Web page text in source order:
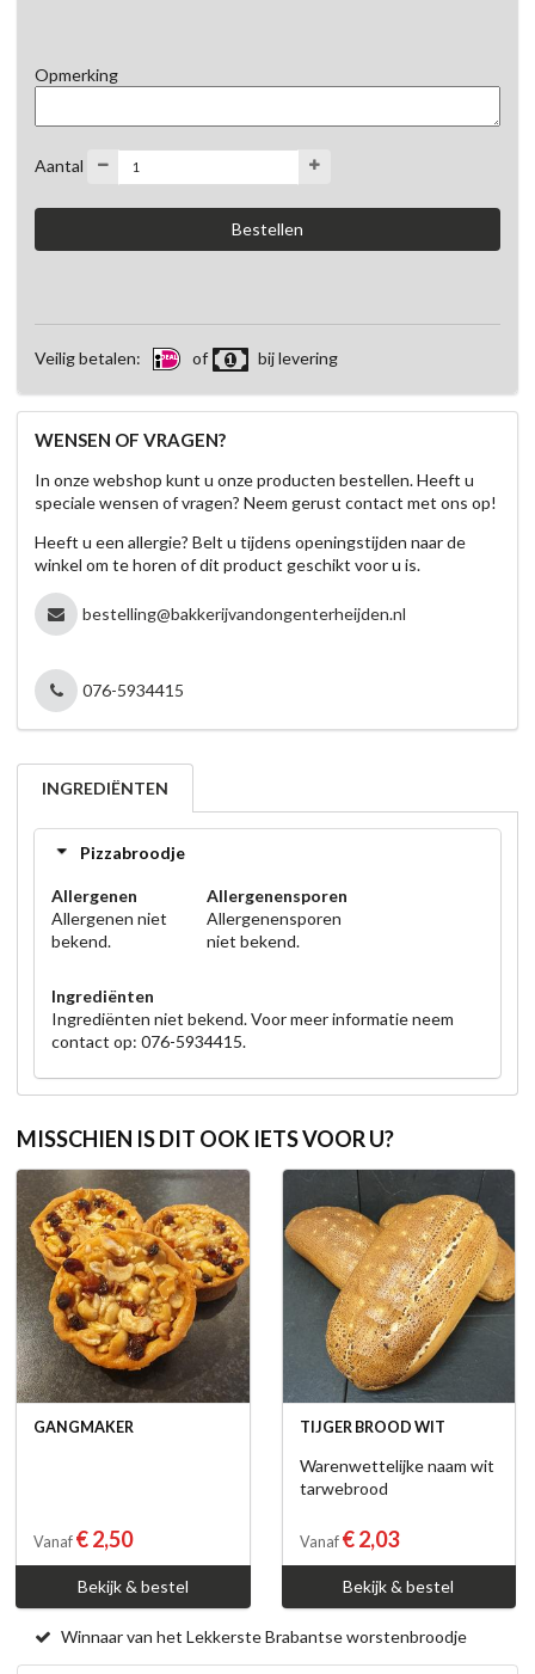
Opmerking
Aantal
Veilig betalen: of bij levering
WENSEN OF VRAGEN?
In onze webshop kunt u onze producten bestellen. Heeft u
speciale wensen of vragen? Neem gerust contact met ons op!
Heeft u een allergie? Belt u tijdens openingstijden naar de
winkel om te horen of dit product geschikt voor u is.
bestelling@bakkerijvandongenterheijden.nl
076-5934415
INGREDIËNTEN
Pizzabroodje
Allergenen
Allergenen niet
bekend.
Allergenensporen
Allergenensporen
niet bekend.
Ingrediënten
Ingrediënten niet bekend. Voor meer informatie neem
contact op: 076-5934415.
MISSCHIEN IS DIT OOK IETS VOOR U?
GANGMAKER
Vanaf € 2,50
Bekijk & bestel
TIJGER BROOD WIT
Warenwettelijke naam wit
tarwebrood
Vanaf € 2,03
Bekijk & bestel
Winnaar van het Lekkerste Brabantse worstenbroodje